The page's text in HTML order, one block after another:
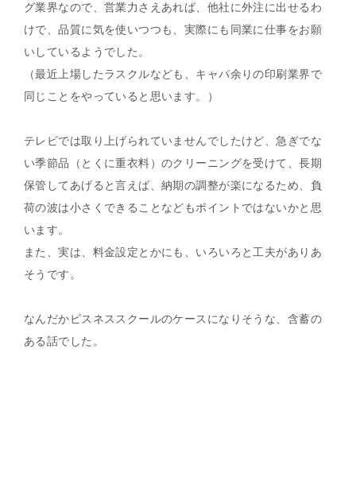
グ業界なので、営業力さえあれば、他社に外注に出せるわ
けで、品質に気を使いつつも、実際にも同業に仕事をお願
いしているようでした。
（最近上場したラスクルなども、キャパ余りの印刷業界で
同じことをやっていると思います。）
テレビでは取り上げられていませんでしたけど、急ぎでな
い季節品（とくに重衣料）のクリーニングを受けて、長期
保管してあげると言えば、納期の調整が楽になるため、負
荷の波は小さくできることなどもポイントではないかと思
います。
また、実は、料金設定とかにも、いろいろと工夫がありあ
そうです。
なんだかビスネススクールのケースになりそうな、含蓄の
ある話でした。